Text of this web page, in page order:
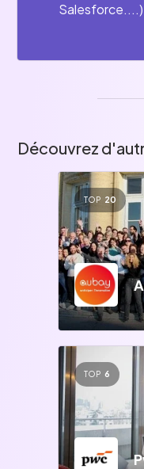
Salesforce....)
Découvrez
TOP 20
TOP 6